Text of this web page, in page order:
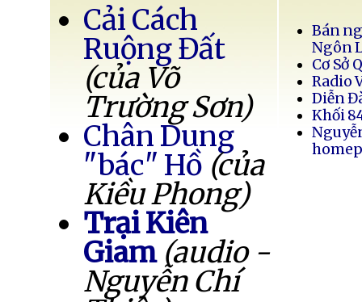
Cải Cách
Ruộng Đất
(của Võ
Trường Sơn)
Chân Dung
"bác" Hồ (của
Kiều Phong)
Trại Kiên
Giam (audio -
Nguyễn Chí
Bán
Ngôn
Cơ Sở
Radio
Diễn
Khối